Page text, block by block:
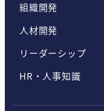
組織開発
人材開発
リーダーシップ
HR・人事知識